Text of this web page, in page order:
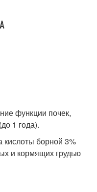
функции почек,
1 года).
борной 3%
и кормящих грудью